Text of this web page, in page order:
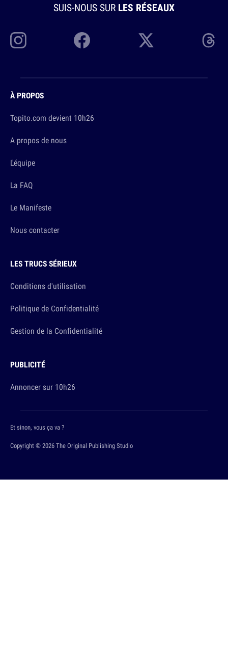
SUIS-NOUS SUR LES RÉSEAUX
À PROPOS
Topito.com devient 10h26
A propos de nous
L'équipe
La FAQ
Le Manifeste
Nous contacter
LES TRUCS SÉRIEUX
Conditions d'utilisation
Politique de Confidentialité
Gestion de la Confidentialité
PUBLICITÉ
Annoncer sur 10h26
Copyright © 2026 The Original Publishing Studio
Et sinon, vous ça va ?